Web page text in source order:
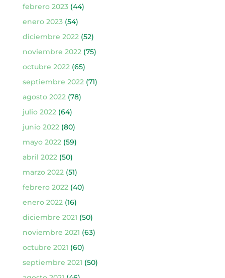
febrero 2023(44)
enero 2023(54)
diciembre 2022(52)
noviembre 2022(75)
octubre 2022(65)
septiembre 2022(71)
agosto 2022(78)
julio 2022(64)
junio 2022(80)
mayo 2022(59)
abril 2022(50)
marzo 2022(51)
febrero 2022(40)
enero 2022(16)
diciembre 2021 (50)
noviembre 2021 (63)
octubre 2021 (60)
septiembre 2021 (50)